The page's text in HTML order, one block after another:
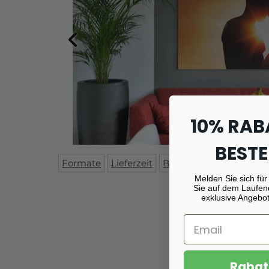
Formate Lieferzeit Beschreibung
10%
Melden Sie sich
Sie auf dem
exklusive